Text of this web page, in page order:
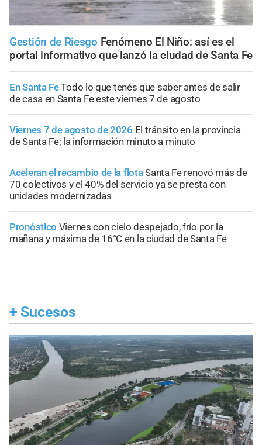
Gestión de Riesgo Fenómeno El Niño: así es el
portal informativo que lanzó la ciudad de Santa Fe
En Santa FeTodo lo que tenés que saber antes de salir
de casa en Santa Fe este viernes 7 de agosto
Viernes 7 de agosto de 2026 El tránsito en la provincia
de Santa Fe; la información minuto a minuto
Aceleran el recambio de la flotaSanta Fe renovó más de
70 colectivos y el 40% del servicio ya se presta con
unidades modernizadas
Pronóstico Viernes con cielo despejado, frío por la
mañana y máxima de 16°C en la ciudad de Santa Fe
+ Sucesos